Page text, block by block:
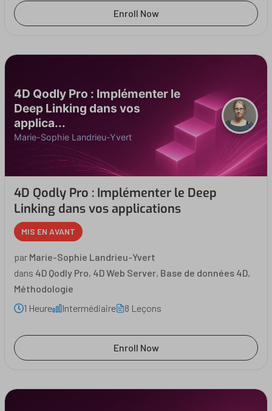
Enroll Now
4D Qodly Pro : Implémenter le
Deep Linking dans vos
applica...
Marie-Sophie Landrieu-Yvert
4D Qodly Pro : Implémenter le Deep
Linking dans vos applications
MIS EN AVANT
par Marie-Sophie Landrieu-Yvert
dans 4D Qodly Pro, 4D Web Server, Base de données 4D,
Méthodologie
1 Heure
Intermédiaire 8 Leçons
Enroll Now